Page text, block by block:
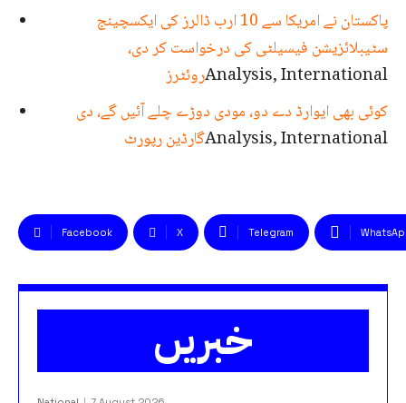
پاکستان نے امریکا سے 10 ارب ڈالرز کی ایکسچینج
سٹیبلائزیشن فیسیلٹی کی درخواست کر دی،
روئٹرزAnalysis, International
کوئی بھی ایوارڈ دے دو، مودی دوڑے چلے آئیں گے، دی
گارڈین رپورٹAnalysis, International
Facebook X Telegram
خبریں